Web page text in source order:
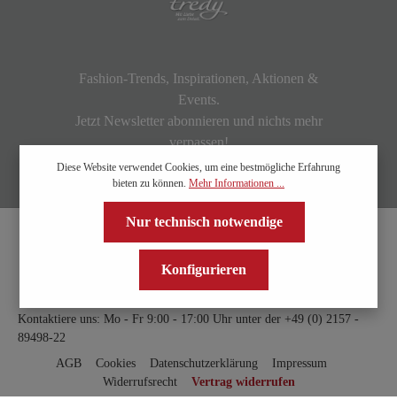
Fashion-Trends, Inspirationen, Aktionen &
Events.
Jetzt Newsletter abonnieren und nichts mehr
verpassen!
Kontaktiere uns: Mo - Fr 9:00 - 17:00 Uhr unter der +49 (0) 2157 -
89498-22
AGB
Cookies Datenschutzerklärung
Impressum
Widerrufsrecht
Vertrag widerrufen
Diese Website verwendet Cookies, um eine bestmögliche Erfahrung
bieten zu können. Mehr Informationen ...
Nur technisch notwendige
Konfigurieren